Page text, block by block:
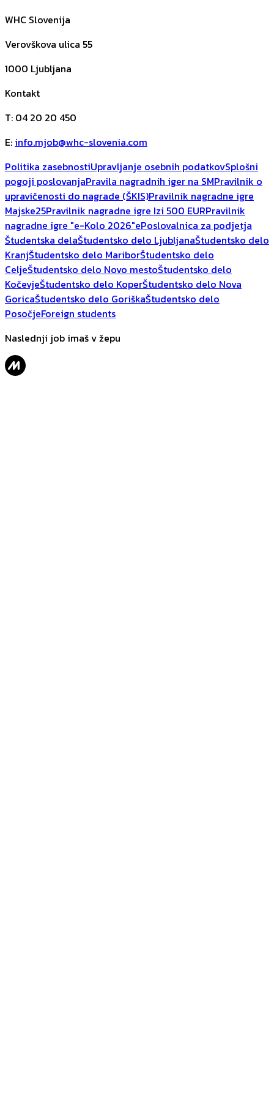
WHC Slovenija
Verovškova ulica 55
1000 Ljubljana
Kontakt
T: 04 20 20 450
E: info.mjob@whc-slovenia.com
Politika zasebnostiUpravljanje osebnih podatkovSplošni
pogoji poslovanjaPravila nagradnih iger na SMPravilnik o
upravičenosti do nagrade (ŠKIS)Pravilnik nagradne igre
Majske25Pravilnik nagradne igre Izi 500 EURPravilnik
nagradne igre "e-Kolo 2026"ePoslovalnica za podjetja
Študentska delaŠtudentsko delo LjubljanaŠtudentsko delo
KranjŠtudentsko delo MariborŠtudentsko delo
CeljeŠtudentsko delo Novo mestoŠtudentsko delo
KočevjeŠtudentsko delo KoperŠtudentsko delo Nova
GoricaŠtudentsko delo GoriškaŠtudentsko delo
PosočjeForeign students
Naslednji job imaš v žepu